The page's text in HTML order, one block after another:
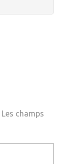
Les champs